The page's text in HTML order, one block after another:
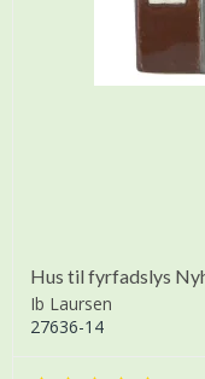
Hus til fyrfadslys
Ib Laursen
27636-14